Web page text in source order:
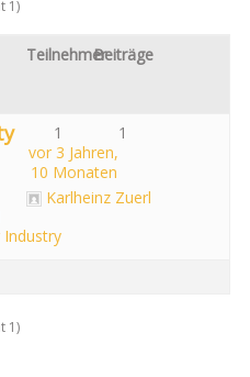
1)
TeilnehmerBeiträge
1
1
vor 3 Jahren,
10 Monaten
Karlheinz Zuerl
1)